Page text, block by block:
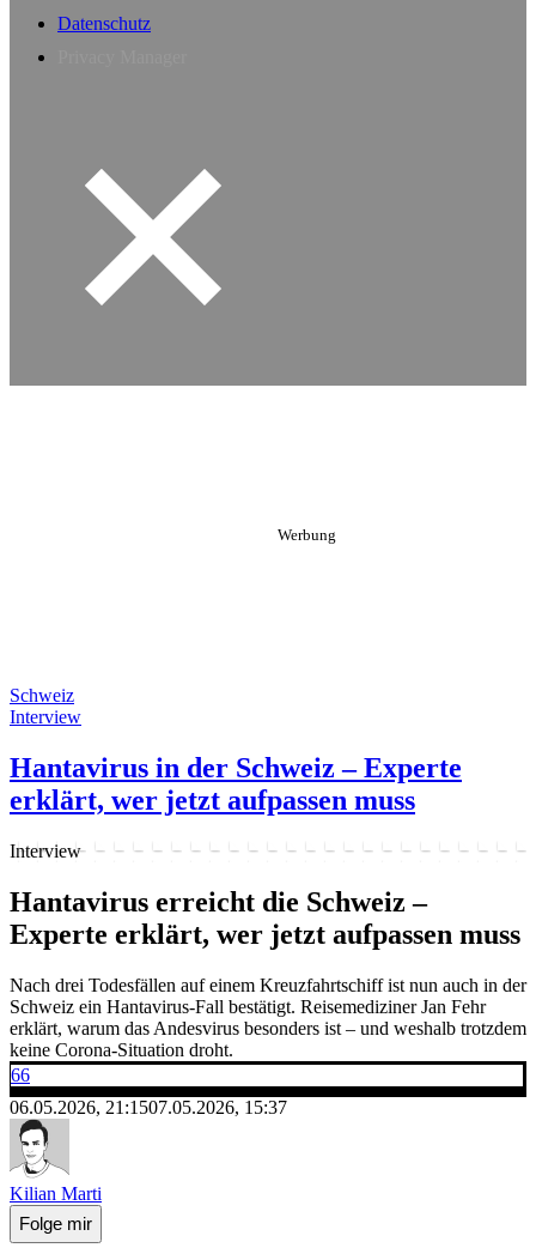
Datenschutz
Schweiz
Interview
Hantavirus in der Schweiz – Experte
erklärt, wer jetzt aufpassen muss
Interview
Hantavirus erreicht die Schweiz –
Experte erklärt, wer jetzt aufpassen muss
Nach drei Todesfällen auf einem Kreuzfahrtschiff ist nun auch in der
Schweiz ein Hantavirus-Fall bestätigt. Reisemediziner Jan Fehr
erklärt, warum das Andesvirus besonders ist – und weshalb trotzdem
keine Corona-Situation droht.
66
06.05.2026, 21:1507.05.2026, 15:37
Kilian Marti
Folge mir